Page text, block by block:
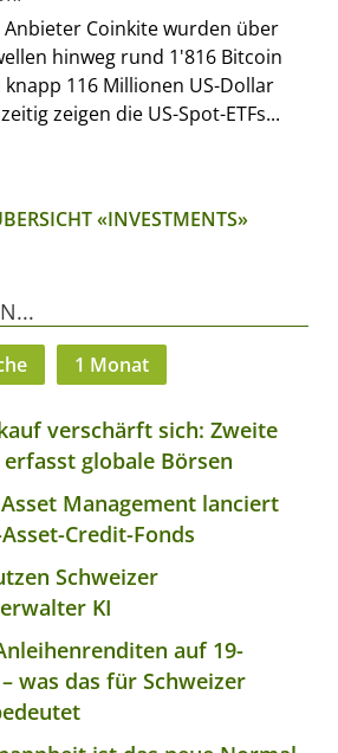
Anbieter Coinkite wurden über
hinweg rund 1'816 Bitcoin
116 Millionen US-Dollar
zeigen die US-Spot-ETFs...
«INVESTMENTS»
1 Monat
verschärft sich: Zweite
globale Börsen
Management lanciert
Credit-Fonds
Schweizer
KI
auf 19-
was das für Schweizer